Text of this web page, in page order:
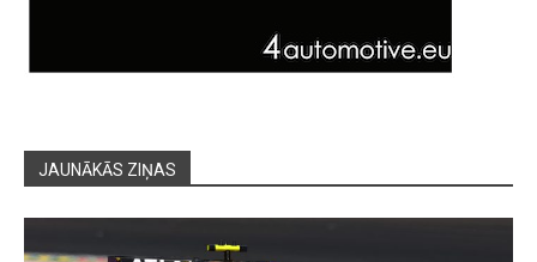
JAUNĀKĀS ZIŅAS